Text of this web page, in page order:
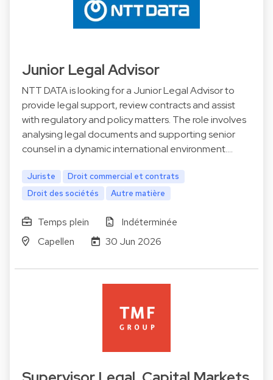
Junior Legal Advisor
NTT DATA is looking for a Junior Legal Advisor to
provide legal support, review contracts and assist
with regulatory and policy matters. The role involves
analysing legal documents and supporting senior
counsel in a dynamic international environment.…
Juriste
Droit commercial et contrats
Droit des sociétés
Autre matière
Temps plein
Indéterminée
Capellen
30 Jun 2026